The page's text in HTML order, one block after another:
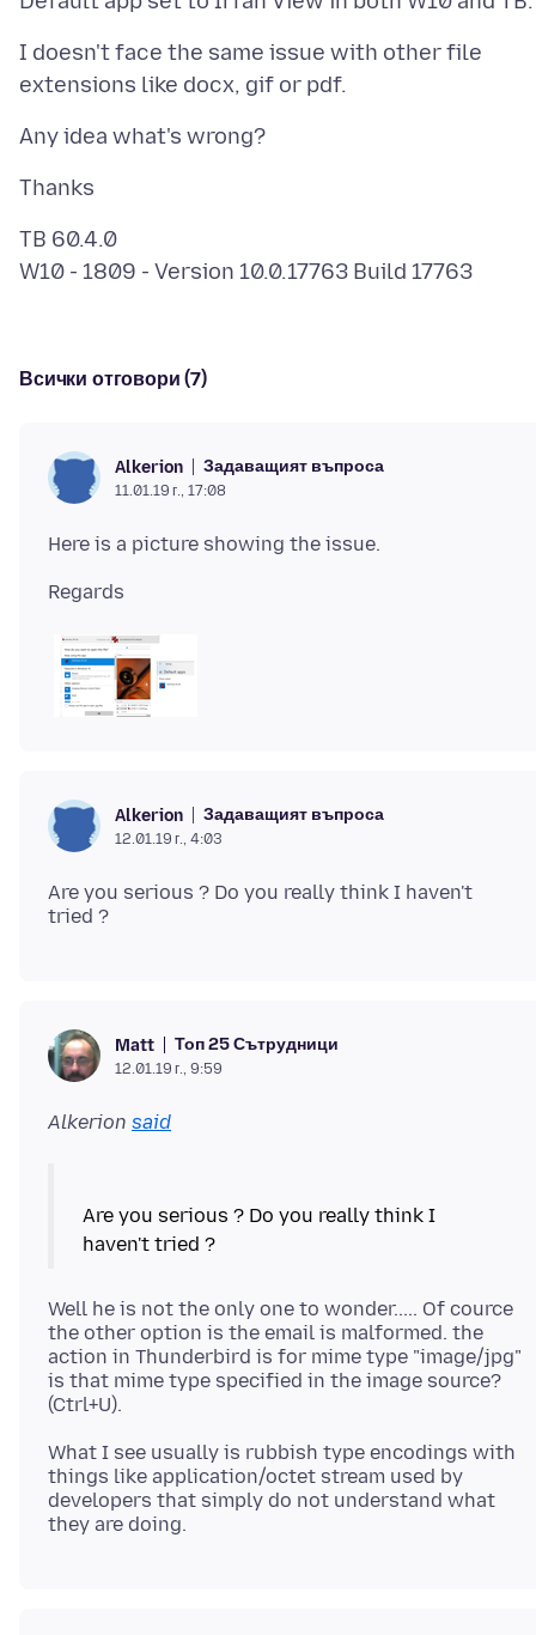
I doesn't face the same issue with other file
TB 60.4.0
Всички отговори (7)
Alkerion Задаващият въпроса
11.01.19 г., 17:08
Alkerion Задаващият въпроса
12.01.19 г., 4:03
Are you serious ? Do you really think I haven't
Matt Топ 25 Сътрудници
12.01.19 г., 9:59
Alkerion said
Are you serious ? Do you really think I
Well he is not the only one to wonder..... Of cource
the other option is the email is malformed. the
action in Thunderbird is for mime type "image/jpg"
is that mime type specified in the image source?
What I see usually is rubbish type encodings with
things like application/octet stream used by
developers that simply do not understand what